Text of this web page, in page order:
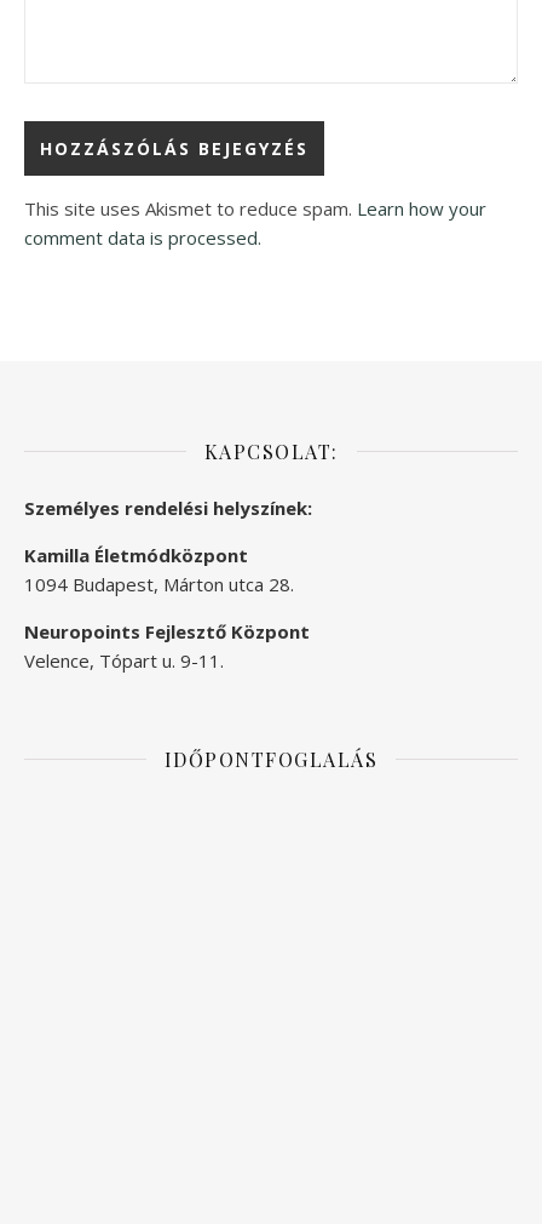
This site uses Akismet to reduce spam. Learn how your
comment data is processed.
KAPCSOLAT:
Személyes rendelési helyszínek:
Kamilla Életmódközpont
1094 Budapest, Márton utca 28.
Neuropoints Fejlesztő Központ
Velence, Tópart u. 9-11.
IDŐPONTFOGLALÁS